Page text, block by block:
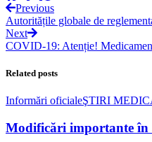
Previous
Autoritățile globale de
Next
COVID-19: Atenție!
Related posts
Informări oficialeŞTIRI
Modificări importante în